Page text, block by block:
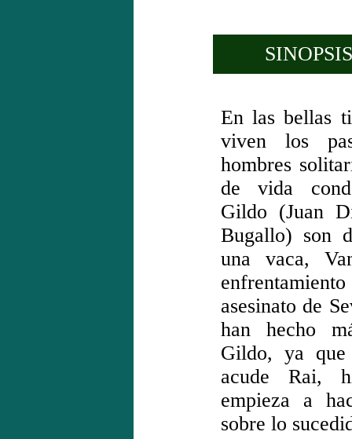
En las bellas
viven los
hombres
de vida
Gildo (Juan
Bugallo) son
una vaca,
asesinato de
han hecho
Gildo, ya
acude Rai,
empieza a
sobre lo